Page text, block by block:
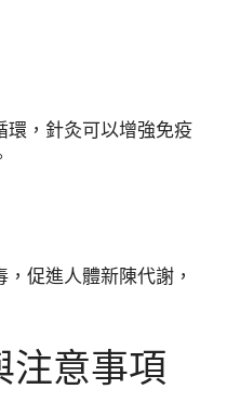
環，針灸可以增強免疫
促進人體新陳代謝，
注意事項